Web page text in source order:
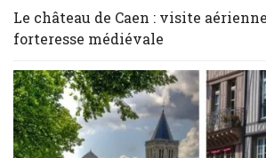
Le château de Caen : visite
forteresse médiévale